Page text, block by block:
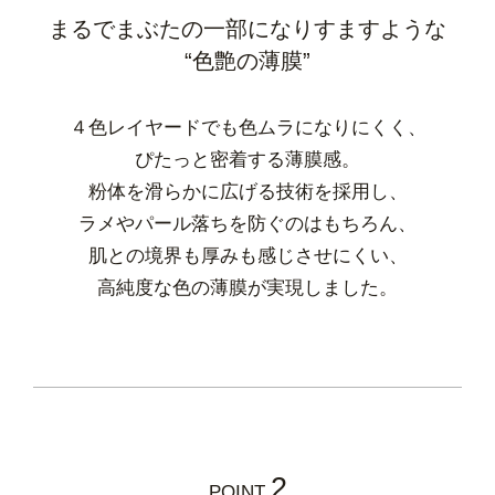
まるでまぶたの一部になりすますような
“色艶の薄膜”
４色レイヤードでも色ムラになりにくく、
ぴたっと密着する薄膜感。
粉体を滑らかに広げる技術を採用し、
ラメやパール落ちを防ぐのはもちろん、
肌との境界も厚みも感じさせにくい、
高純度な色の薄膜が実現しました。
2